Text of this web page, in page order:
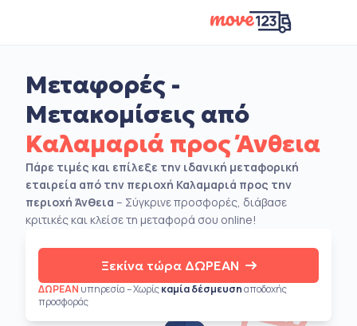
Μεταφορές -
Μετακομίσεις από
Καλαμαριά προς Άνθεια
Πάρε τιμές και επίλεξε την ιδανική μεταφορική
εταιρεία από την περιοχή Καλαμαριά προς την
περιοχή Άνθεια – Σύγκρινε προσφορές, διάβασε
κριτικές και κλείσε τη μεταφορά σου online!
Ξεκίνα τώρα ΔΩΡΕΑΝ
ΔΩΡΕΑΝ υπηρεσία – Χωρίςκαμία δέσμευσηαποδοχής
προσφοράς